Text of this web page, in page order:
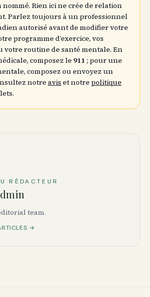
Rien ici ne crée de relation
Parlez toujours à un professionnel
autorisé avant de modifier votre
programme d’exercice, vos
votre routine de santé mentale. En
composez le 911 ; pour une
composez ou envoyez un
notreavis et notre politique
RÉDACTEUR
team.
→